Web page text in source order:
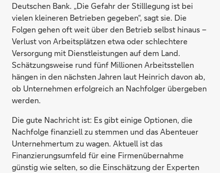
Deutschen Bank. „Die Gefahr der Stilllegung ist bei
vielen kleineren Betrieben gegeben“, sagt sie. Die
Folgen gehen oft weit über den Betrieb selbst hinaus –
Verlust von Arbeitsplätzen etwa oder schlechtere
Versorgung mit Dienstleistungen auf dem Land.
Schätzungsweise rund fünf Millionen Arbeitsstellen
hängen in den nächsten Jahren laut Heinrich davon ab,
ob Unternehmen erfolgreich an Nachfolger übergeben
werden.
Die gute Nachricht ist: Es gibt einige Optionen, die
Nachfolge finanziell zu stemmen und das Abenteuer
Unternehmertum zu wagen. Aktuell ist das
Finanzierungsumfeld für eine Firmenübernahme
günstig wie selten, so die Einschätzung der Experten